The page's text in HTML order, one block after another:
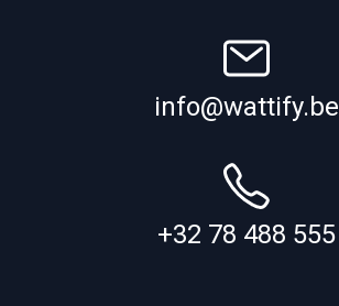
info@wattify.be
+32 78 488 555